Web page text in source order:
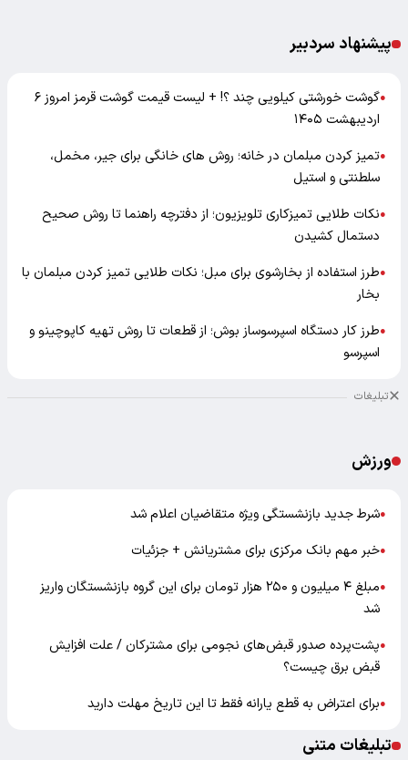
پیشنهاد سردبیر
●
گوشت خورشتی کیلویی چند ؟! + لیست قیمت گوشت قرمز امروز ۶
اردیبهشت ۱۴۰۵
●تمیز کردن مبلمان در خانه؛ روش های خانگی برای جیر، مخمل،
سلطنتی و استیل
●نکات طلایی تمیزکاری تلویزیون؛ از دفترچه راهنما تا روش صحیح
دستمال کشیدن
●طرز استفاده از بخارشوی برای مبل؛ نکات طلایی تمیز کردن مبلمان با
بخار
●طرز کار دستگاه اسپرسوساز بوش؛ از قطعات تا روش تهیه کاپوچینو و
اسپرسو
تبلیغات
ورزش
●شرط جدید بازنشستگی ویژه متقاضیان اعلام شد
●خبر مهم بانک مرکزی برای مشتریانش + جزئیات
●
مبلغ ۴ میلیون و ۲۵۰ هزار تومان برای این گروه بازنشستگان واریز
شد
●پشت‌پرده صدور قبض‌های نجومی برای مشترکان / علت افزایش
قبض برق چیست؟
●برای اعتراض به قطع یارانه فقط تا این تاریخ مهلت دارید
تبلیغات متنی